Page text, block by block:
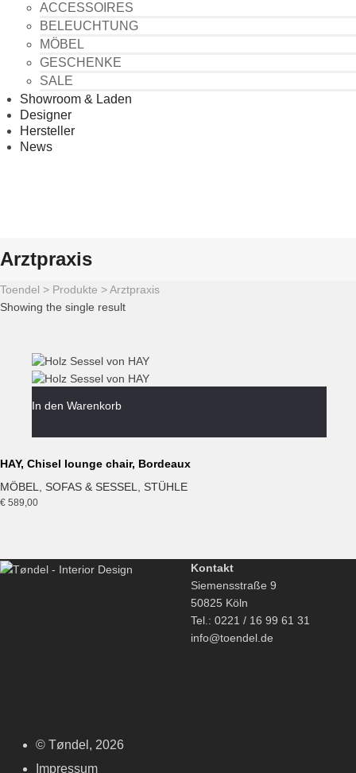
ACCESSOIRES
BELEUCHTUNG
MÖBEL
GESCHENKE
SALE
Showroom & Laden
Designer
Hersteller
News
Arztpraxis
Toendel > Produkte >Arztpraxis
Showing the single result
In den Warenkorb
HAY, Chisel lounge chair, Bordeaux
MÖBEL
SOFAS & SESSEL STÜHLE
€ 589,00
Kontakt
Siemensstraße 9
50825 Köln
Tel.: 0221 / 16 99 61 31
info@toendel.de
© Tøndel, 2026
Impressum